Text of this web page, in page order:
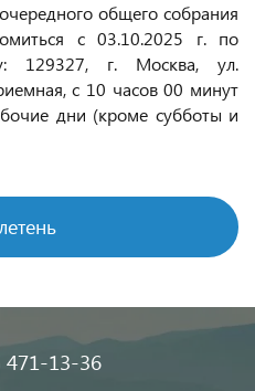
общего собрания
с 03.10.2025 г. по
129327, г. Москва, ул.
с 10 часов 00 минут
дни (кроме субботы и
471-13-36